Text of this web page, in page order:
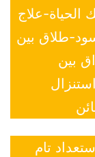
الحياة-علاج
طلاق بين
بين
تام